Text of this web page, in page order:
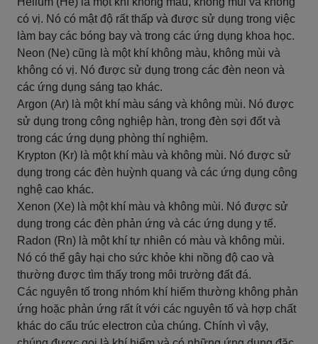
có vị. Nó có mật độ rất thấp và được sử dụng trong việc
làm bay các bóng bay và trong các ứng dụng khoa học.
Neon (Ne) cũng là một khí không màu, không mùi và
không có vị. Nó được sử dụng trong các đèn neon và
các ứng dụng sáng tạo khác.
Argon (Ar) là một khí màu sáng và không mùi. Nó được
sử dụng trong công nghiệp hàn, trong đèn sợi đốt và
trong các ứng dụng phòng thí nghiệm.
Krypton (Kr) là một khí màu và không mùi. Nó được sử
dụng trong các đèn huỳnh quang và các ứng dụng công
nghệ cao khác.
Xenon (Xe) là một khí màu và không mùi. Nó được sử
dụng trong các đèn phản ứng và các ứng dụng y tế.
Radon (Rn) là một khí tự nhiên có màu và không mùi.
Nó có thể gây hại cho sức khỏe khi nồng độ cao và
thường được tìm thấy trong môi trường đất đá.
Các nguyên tố trong nhóm khí hiếm thường không phản
ứng hoặc phản ứng rất ít với các nguyên tố và hợp chất
khác do cấu trúc electron của chúng. Chính vì vậy,